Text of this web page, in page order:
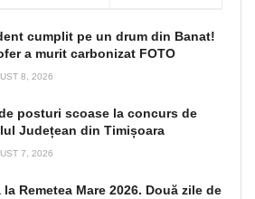
cumplit pe un drum din Banat!
a murit carbonizat FOTO
8, 2026
posturi scoase la concurs de
Județean din Timișoara
7, 2026
la Remetea Mare 2026. Două zile de